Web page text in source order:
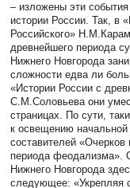
– изложены эти
истории России. Так, в
Российского»
древнейшего периода
Нижнего Новгорода
сложности едва ли
«Истории России с
С.М.Соловьева они
страницах. По сути,
к освещению начальной
составителей
периода феодализма».
Нижнего Новгорода
следующее: «Укрепляя